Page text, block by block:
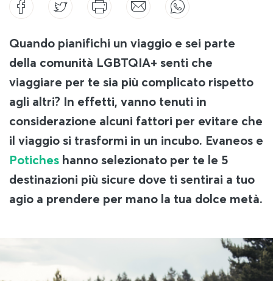
Quando pianifichi un viaggio e sei parte
della comunità LGBTQIA+ senti che
viaggiare per te sia più complicato rispetto
agli altri? In effetti, vanno tenuti in
considerazione alcuni fattori per evitare che
il viaggio si trasformi in un incubo. Evaneos e
Potiches hanno selezionato per te le 5
destinazioni più sicure dove ti sentirai a tuo
agio a prendere per mano la tua dolce metà.